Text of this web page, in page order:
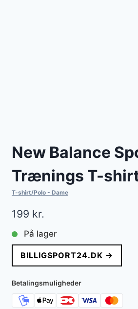
New Balance
Trænings T-
T-shirt/Polo - Dame
199 kr.
På lager
BILLIGSPORT24.DK →
Betalingsmuligheder